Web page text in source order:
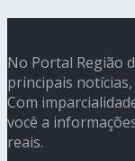
No Portal Região
principais
Com
você a
reais.